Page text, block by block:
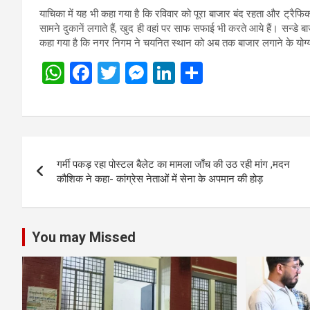
याचिका में यह भी कहा गया है कि रविवार को पूरा बाजार बंद रहता और
सामने दुकानें लगाते हैं, खुद ही वहां पर साफ सफाई भी करते आये हैं। सन्डे
कहा गया है कि नगर निगम ने चयनित स्थान को अब तक बाजार लगाने के योग्य
W
at
A
p
p
F
ce
o
o
k
T
tt
M
se
g
er
Li
ke
n
ar
navigation
गर्मी पकड़ रहा पोस्टल बैलेट का मामला जाँच की उठ रही मांग ,मदन
कौशिक ने कहा- कांग्रेस नेताओं में सेना के अपमान की होड़
You may Missed